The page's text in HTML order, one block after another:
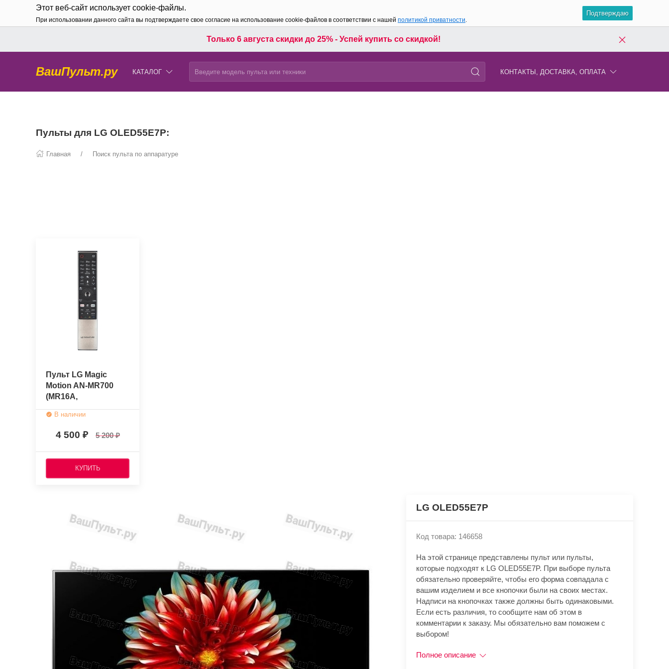
Этот веб-сайт использует cookie-файлы.
При использовании данного сайта вы подтверждаете свое согласие на использование cookie-файлов в соответствии с нашей политикой приватности.
Подтверждаю
Только 6 августа скидки до 25% - Успей купить со скидкой!
ВашПульт.ру КАТАЛОГ КОНТАКТЫ, ДОСТАВКА, ОПЛАТА
Пульты для LG OLED55E7P:
Главная Поиск пульта по аппаратуре
Пульт LG Magic
Motion AN-MR700
(MR16A,
AGF78684701,
радиопульт для
2017года)
(оригинальный)
В наличии
4 500 5 200
КУПИТЬ
LG OLED55E7P
Код товара: 146658
На этой странице представлены пульт или пульты,
которые подходят к LG OLED55E7P. При выборе пульта
обязательно проверяйте, чтобы его форма совпадала с
вашим изделием и все кнопочки были на своих местах.
Надписи на кнопочках также должны быть одинаковыми.
Если есть различия, то сообщите нам об этом в
комментарии к заказу. Мы обязательно вам поможем с
выбором!
Полное описание